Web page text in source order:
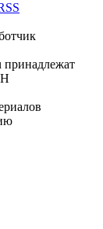
принадлежат